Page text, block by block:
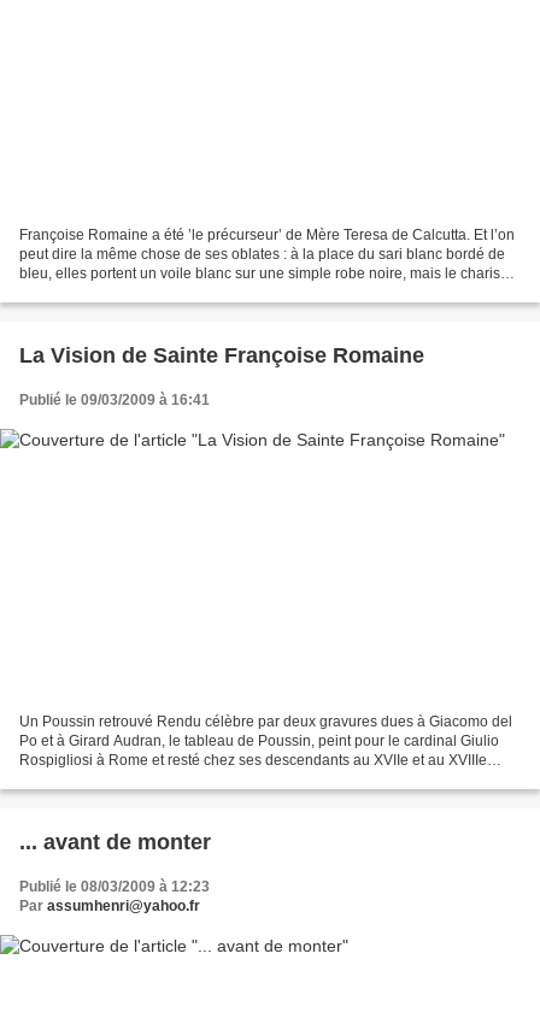
Françoise Romaine a été ’le précurseur’ de Mère Teresa de Calcutta. Et l’on
peut dire la même chose de ses oblates : à la place du sari blanc bordé de
bleu, elles portent un voile blanc sur une simple robe noire, mais le charisme
La Vision de Sainte Françoise Romaine
Publié le 09/03/2009 à 16:41
Un Poussin retrouvé Rendu célèbre par deux gravures dues à Giacomo del
Po et à Girard Audran, le tableau de Poussin, peint pour le cardinal Giulio
Rospigliosi à Rome et resté chez ses descendants au XVIIe et au XVIIIe
... avant de monter
Publié le 08/03/2009 à 12:23
Par assumhenri@yahoo.fr